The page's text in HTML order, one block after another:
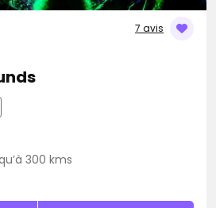
7 avis
300 kms